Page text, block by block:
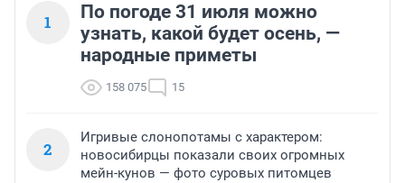
1
По погоде 31 июля можно
узнать, какой будет осень, —
народные приметы
158 075 15
2
Игривые слонопотамы с характером:
новосибирцы показали своих огромных
мейн-кунов — фото суровых питомцев